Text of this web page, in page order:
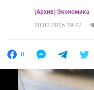
(Архив) Экономика
20.02.2015 19:42
0